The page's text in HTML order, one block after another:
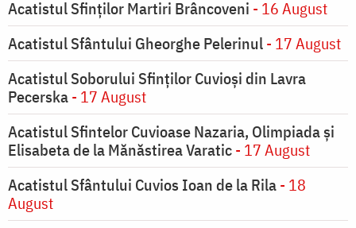
Acatistul Sfinților Martiri Brâncoveni - 16 August
Acatistul Sfântului Gheorghe Pelerinul- 17 August
Acatistul Soborului Sfinților Cuvioși din Lavra
Pecerska- 17 August
Acatistul Sfintelor Cuvioase Nazaria, Olimpiada și
Elisabeta de la Mănăstirea Varatic- 17 August
Acatistul Sfântului Cuvios Ioan de la Rila- 18
August